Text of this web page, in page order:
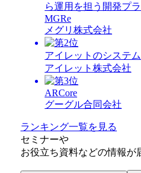
ら運用を担う開発プ
MGRe
メグリ株式会社
アイレットのシステ
アイレット株式会社
ARCore
グーグル合同会社
ランキング一覧を見る
セミナーや
お役立ち資料などの情報が